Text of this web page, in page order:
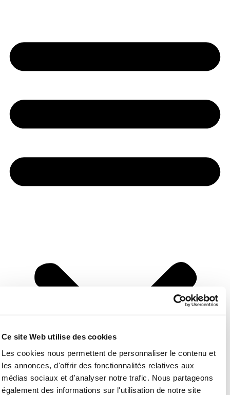
Ce site Web utilise des cookies
Les cookies nous permettent de personnaliser le contenu et
les annonces, d'offrir des fonctionnalités relatives aux
médias sociaux et d'analyser notre trafic. Nous partageons
également des informations sur l'utilisation de notre site